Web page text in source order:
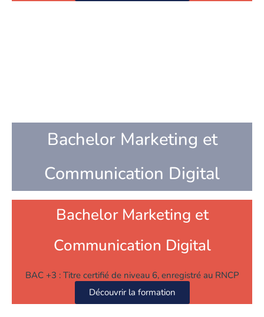
Bachelor Marketing et
Communication Digital
Bachelor Marketing et
Communication Digital
BAC +3 : Titre certifié de niveau 6, enregistré au RNCP
Découvrir la formation